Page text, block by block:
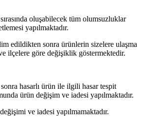
oluşabilecek tüm olumsuzluklar
yapılmaktadır.
edildikten sonra ürünlerin sizelere ulaşma
ilçelere göre değişiklik göstermektedir.
hasarlı ürün ile ilgili hasar tespit
ürün değişim ve iadesi yapılmaktadır.
ve iadesi yapılmamaktadır.